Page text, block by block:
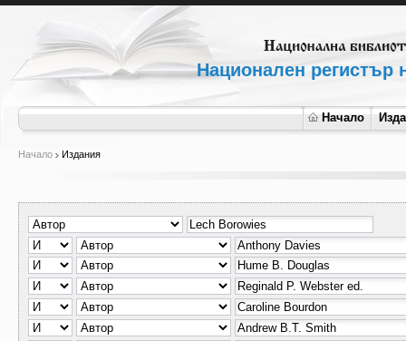
Национален регистър
Начало
Начало Издания